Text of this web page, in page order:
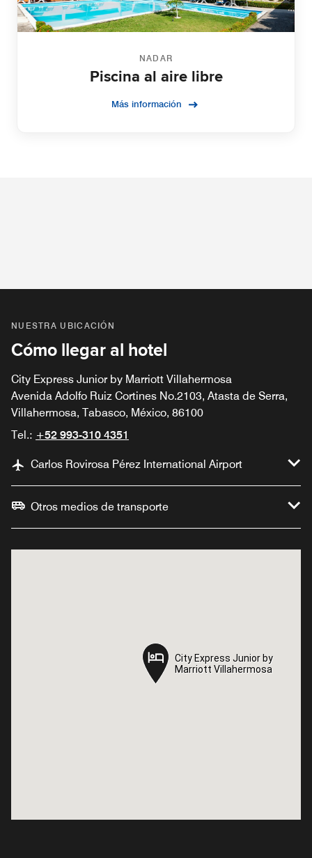
NADAR
Piscina al aire libre
Más información
NUESTRA UBICACIÓN
Cómo llegar al hotel
City Express Junior by Marriott Villahermosa
Avenida Adolfo Ruiz Cortines No.2103, Atasta de Serra,
Villahermosa, Tabasco, México, 86100
Tel.: +52 993-310 4351
Carlos Rovirosa Pérez International Airport
Otros medios de transporte
City Express Junior by
Marriott Villahermosa
City Express Junior by
Marriott Villahermosa